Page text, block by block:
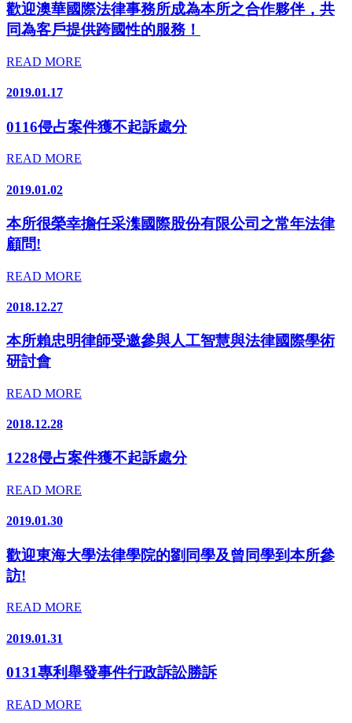
歡迎澳華國際法律事務所成為本所之合作夥伴，共
同為客戶提供跨國性的服務！
READ MORE
2019.01.17
0116侵占案件獲不起訴處分
READ MORE
2019.01.02
本所很榮幸擔任采潗國際股份有限公司之常年法律
顧問!
READ MORE
2018.12.27
本所賴忠明律師受邀參與人工智慧與法律國際學術
研討會
READ MORE
2018.12.28
1228侵占案件獲不起訴處分
READ MORE
2019.01.30
歡迎東海大學法律學院的劉同學及曾同學到本所參
訪!
READ MORE
2019.01.31
0131專利舉發事件行政訴訟勝訴
READ MORE